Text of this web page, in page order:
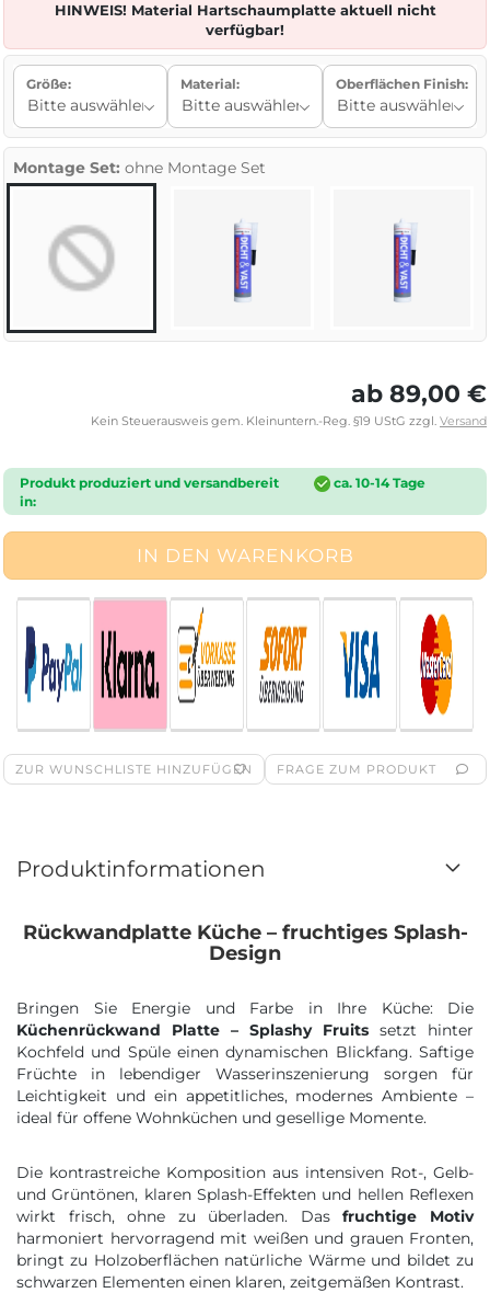
HINWEIS! Material Hartschaumplatte aktuell nicht
verfügbar!
Größe: Material: Oberflächen Finish:
Montage Set: ohne Montage Set
ab 89,00 €
Kein Steuerausweis gem. Kleinuntern.-Reg. §19 UStG zzgl. Versand
Produkt produziert und versandbereit
in:
ca. 10-14 Tage
ZUR WUNSCHLISTE HINZUFÜGEN FRAGE ZUM PRODUKT
Produktinformationen
Rückwandplatte Küche – fruchtiges Splash-
Design
Bringen Sie Energie und Farbe in Ihre Küche: Die
Küchenrückwand Platte – Splashy Fruits setzt hinter
Kochfeld und Spüle einen dynamischen Blickfang. Saftige
Früchte in lebendiger Wasserinszenierung sorgen für
Leichtigkeit und ein appetitliches, modernes Ambiente –
ideal für offene Wohnküchen und gesellige Momente.
Die kontrastreiche Komposition aus intensiven Rot-, Gelb-
und Grüntönen, klaren Splash-Effekten und hellen Reflexen
wirkt frisch, ohne zu überladen. Dasfruchtige Motiv
harmoniert hervorragend mit weißen und grauen Fronten,
bringt zu Holzoberflächen natürliche Wärme und bildet zu
schwarzen Elementen einen klaren, zeitgemäßen Kontrast.